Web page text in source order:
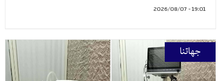
19:01 - 2026/08/07
جهاتنا